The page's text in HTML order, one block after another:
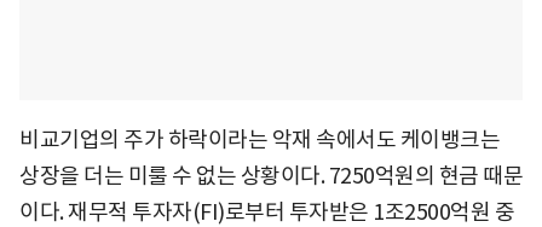
비교기업의 주가 하락이라는 악재 속에서도 케이뱅크는
상장을 더는 미룰 수 없는 상황이다. 7250억원의 현금 때문
이다. 재무적 투자자(FI)로부터 투자받은 1조2500억원 중